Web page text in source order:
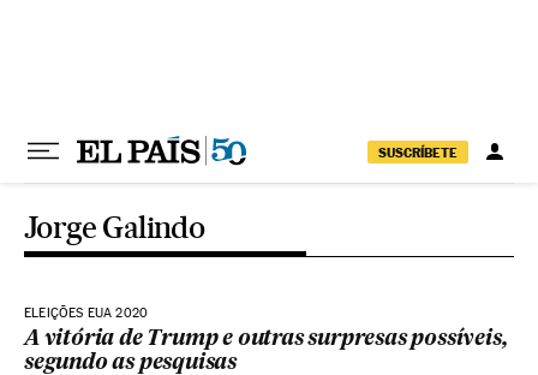
SUSCRÍBETE
Jorge Galindo
ELEIÇÕES EUA 2020
A vitória de Trump e outras surpresas possíveis,
segundo as pesquisas